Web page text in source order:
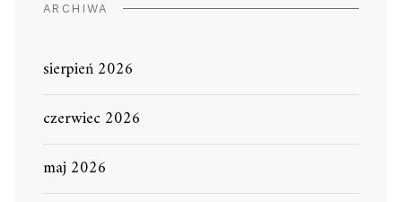
ARCHIWA
sierpień 2026
czerwiec 2026
maj 2026